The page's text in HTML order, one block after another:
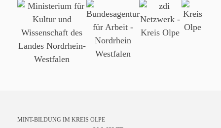
MINT-BILDUNG IM KREIS OLPE